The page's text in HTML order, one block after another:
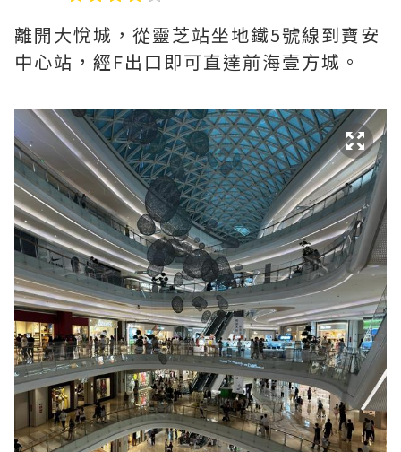
離開大悅城，從靈芝站坐地鐵5號線到寶安
中心站，經F出口即可直達前海壹方城。